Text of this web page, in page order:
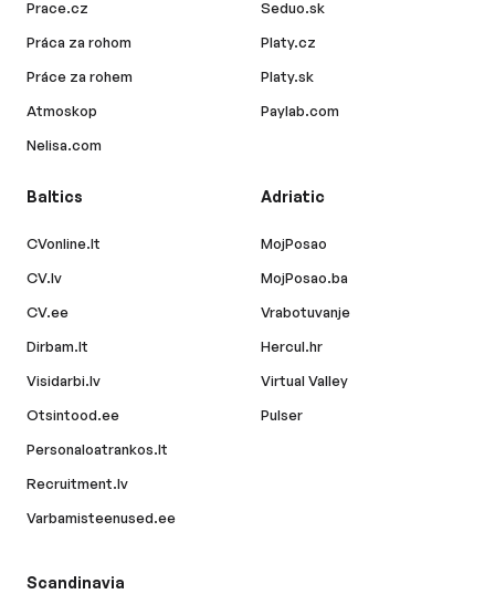
Prace.cz
Práca za rohom
Práce za rohem
Atmoskop
Nelisa.com
Seduo.sk
Platy.cz
Platy.sk
Paylab.com
Baltics
CVonline.lt
CV.lv
CV.ee
Dirbam.lt
Visidarbi.lv
Otsintood.ee
Personaloatrankos.lt
Recruitment.lv
Varbamisteenused.ee
Adriatic
MojPosao
MojPosao.ba
Vrabotuvanje
Hercul.hr
Virtual Valley
Pulser
Scandinavia